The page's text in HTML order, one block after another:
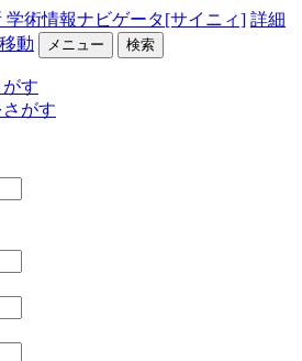
術情報ナビゲータ[サイニィ] 詳細
動 メニュー 検索
す
がす